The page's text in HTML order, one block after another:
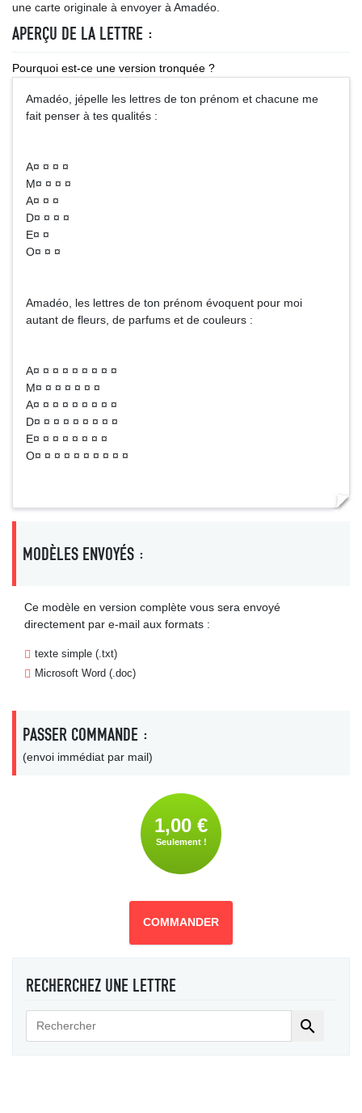
une carte originale à envoyer à Amadéo.
APERÇU DE LA LETTRE :
Pourquoi est-ce une version tronquée ?
Amadéo, jépelle les lettres de ton prénom et chacune me
fait penser à tes qualités :
A¤ ¤ ¤ ¤
M¤ ¤ ¤ ¤
A¤ ¤ ¤
D¤ ¤ ¤ ¤
E¤ ¤
O¤ ¤ ¤
Amadéo, les lettres de ton prénom évoquent pour moi
autant de fleurs, de parfums et de couleurs :
A¤ ¤ ¤ ¤ ¤ ¤ ¤ ¤ ¤
M¤ ¤ ¤ ¤ ¤ ¤ ¤
A¤ ¤ ¤ ¤ ¤ ¤ ¤ ¤ ¤
D¤ ¤ ¤ ¤ ¤ ¤ ¤ ¤ ¤
E¤ ¤ ¤ ¤ ¤ ¤ ¤ ¤
O¤ ¤ ¤ ¤ ¤ ¤ ¤ ¤ ¤ ¤
MODÈLES ENVOYÉS :
Ce modèle en version complète vous sera envoyé
directement par e-mail aux formats :
texte simple (.txt)
Microsoft Word (.doc)
PASSER COMMANDE :
(envoi immédiat par mail)
1,00 €
Seulement !
COMMANDER
RECHERCHEZ UNE LETTRE
